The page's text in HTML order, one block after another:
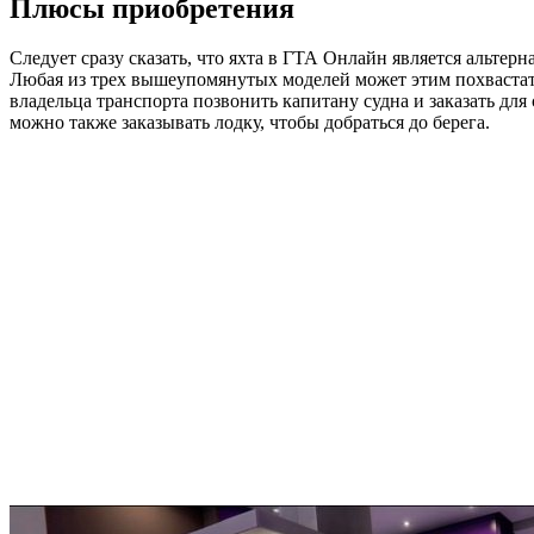
Плюсы приобретения
Следует сразу сказать, что яхта в ГТА Онлайн является
Любая из трех вышеупомянутых моделей может этим
владельца транспорта позвонить капитану судна и заказать
можно также заказывать лодку, чтобы добраться до берега.